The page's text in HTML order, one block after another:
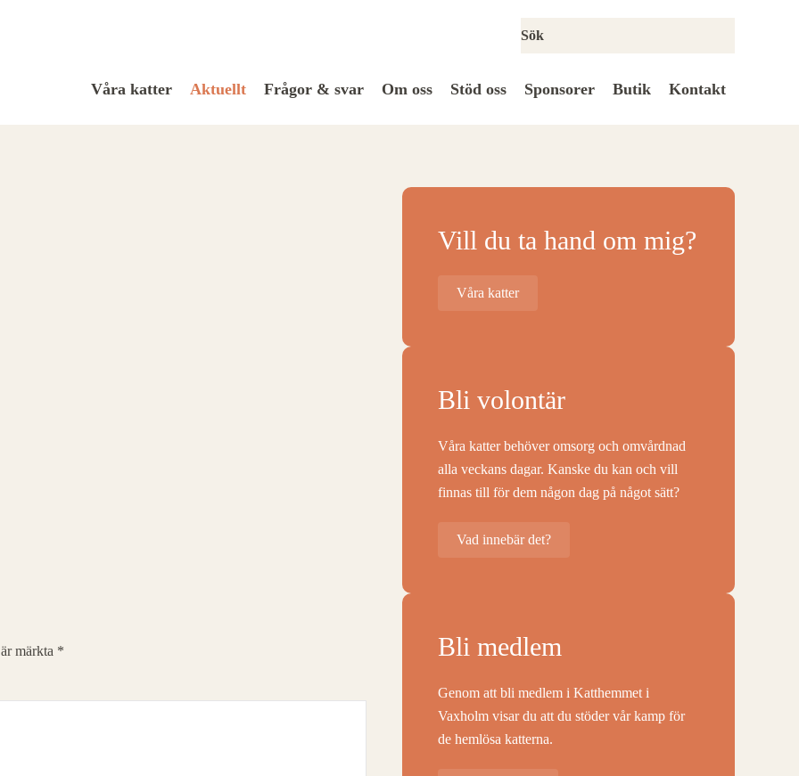
Våra katter Aktuellt Frågor & svar Om oss Stöd oss Sponsorer Butik Kontakt
märkta *
Vill du ta hand om mig?
Våra katter
Bli volontär
Våra katter behöver omsorg och omvårdnad
alla veckans dagar. Kanske du kan och vill
finnas till för dem någon dag på något sätt?
Vad innebär det?
Bli medlem
Genom att bli medlem i Katthemmet i
Vaxholm visar du att du stöder vår kamp för
de hemlösa katterna.